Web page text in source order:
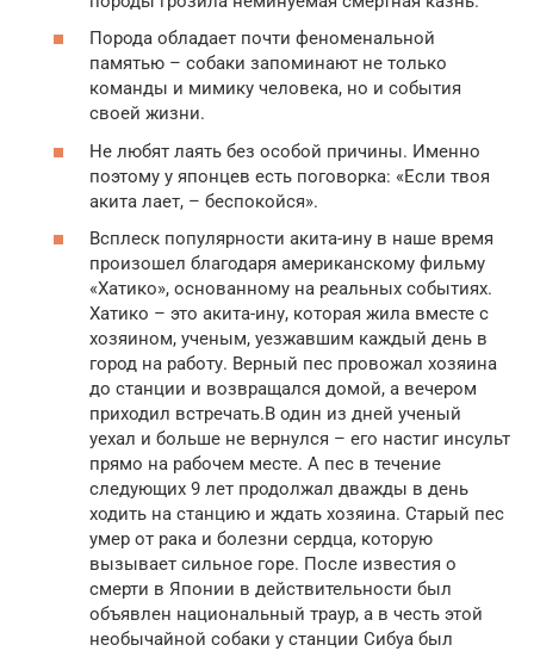
Порода обладает почти феноменальной
памятью – собаки запоминают не только
команды и мимику человека, но и события
своей жизни.
Не любят лаять без особой причины. Именно
поэтому у японцев есть поговорка: «Если твоя
акита лает, – беспокойся».
Всплеск популярности акита-ину в наше время
произошел благодаря американскому фильму
«Хатико», основанному на реальных событиях.
Хатико – это акита-ину, которая жила вместе с
хозяином, ученым, уезжавшим каждый день в
город на работу. Верный пес провожал хозяина
до станции и возвращался домой, а вечером
приходил встречать.В один из дней ученый
уехал и больше не вернулся – его настиг инсульт
прямо на рабочем месте. А пес в течение
следующих 9 лет продолжал дважды в день
ходить на станцию и ждать хозяина. Старый пес
умер от рака и болезни сердца, которую
вызывает сильное горе. После известия о
смерти в Японии в действительности был
объявлен национальный траур, а в честь этой
необычайной собаки у станции Сибуа был